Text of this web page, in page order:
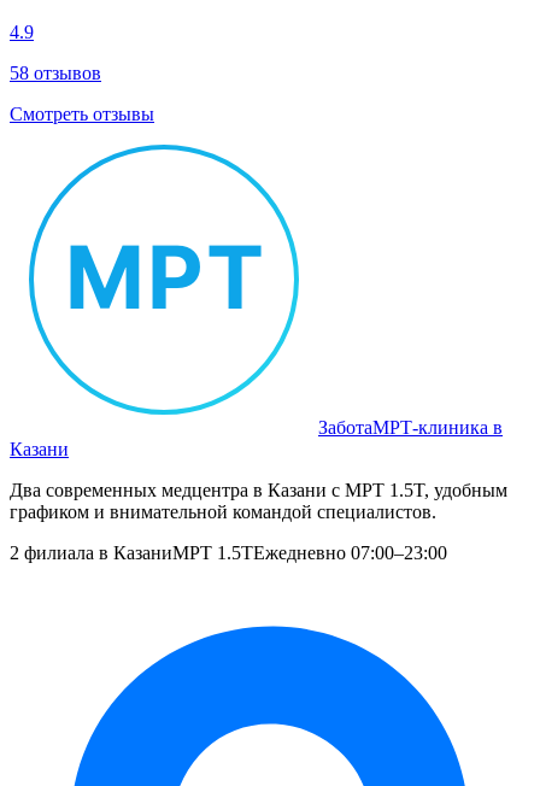
4.9
58 отзывов
Смотреть отзывы
ЗаботаМРТ‑клиника в
Казани
Два современных медцентра в Казани с МРТ 1.5T, удобным
графиком и внимательной командой специалистов.
2 филиала в КазаниМРТ 1.5TЕжедневно 07:00–23:00